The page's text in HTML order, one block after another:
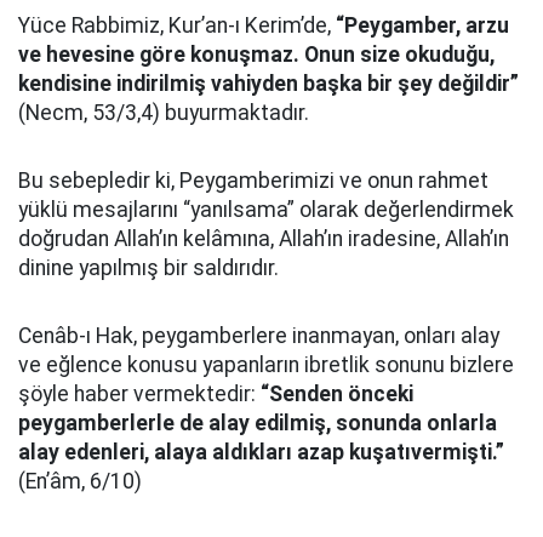
Yüce Rabbimiz, Kur’an-ı Kerim’de, “Peygamber, arzu
ve hevesine göre konuşmaz. Onun size okuduğu,
kendisine indirilmiş vahiyden başka bir şey değildir”
(Necm, 53/3,4) buyurmaktadır.
Bu sebepledir ki, Peygamberimizi ve onun rahmet
yüklü mesajlarını “yanılsama” olarak değerlendirmek
doğrudan Allah’ın kelâmına, Allah’ın iradesine, Allah’ın
dinine yapılmış bir saldırıdır.
Cenâb-ı Hak, peygamberlere inanmayan, onları alay
ve eğlence konusu yapanların ibretlik sonunu bizlere
şöyle haber vermektedir: “Senden önceki
peygamberlerle de alay edilmiş, sonunda onlarla
alay edenleri, alaya aldıkları azap kuşatıvermişti.”
(En’âm, 6/10)